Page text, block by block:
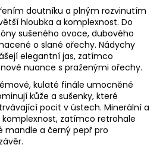
doutníku a plným rozvinutím
hloubka a komplexnost. Do
sušeného ovoce, dubového
o slané ořechy. Nádychy
elegantní jas, zatímco
nuance s praženými ořechy.
kulaté finále umocněné
kůže a sušenky, které
pocit v ústech. Minerální a
zatímco retrohale
mandle a černý pepř pro